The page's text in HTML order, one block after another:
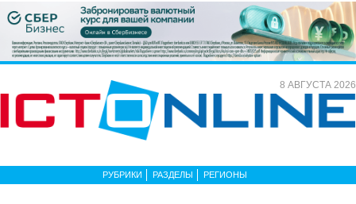
8 АВГУСТА 2026
РУБРИКИ РАЗДЕЛЫ РЕГИОНЫ